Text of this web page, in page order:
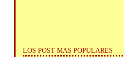
LOS POST MAS POPULARES